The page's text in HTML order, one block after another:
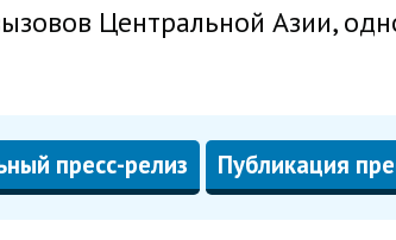
Центральной Азии,
пресс-релиз Публикация